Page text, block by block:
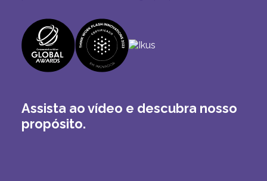
Assista ao vídeo e descubra nosso
propósito.